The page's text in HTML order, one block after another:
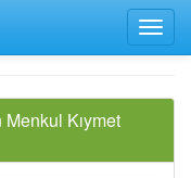
Menkul Kıymet